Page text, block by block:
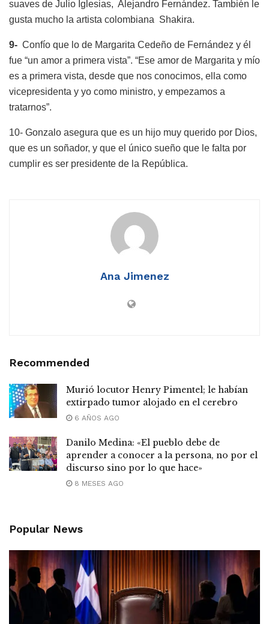
suaves de Julio Iglesias, Alejandro Fernández. También le
gusta mucho la artista colombiana Shakira.
9- Confío que lo de Margarita Cedeño de Fernández y él
fue “un amor a primera vista”. “Ese amor de Margarita y mío
es a primera vista, desde que nos conocimos, ella como
vicepresidenta y yo como ministro, y empezamos a
tratarnos”.
10- Gonzalo asegura que es un hijo muy querido por Dios,
que es un soñador, y que el único sueño que le falta por
cumplir es ser presidente de la República.
Ana Jimenez
Recommended
Murió locutor Henry Pimentel; le habían
extirpado tumor alojado en el cerebro
6 AÑOS AGO
Danilo Medina: «El pueblo debe de
aprender a conocer a la persona, no por el
discurso sino por lo que hace»
8 MESES AGO
Popular News